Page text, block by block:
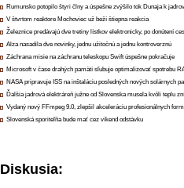
Rumunsko potopilo štyri člny a úspešne zvýšilo tok Dunaja k
V štvrtom reaktore Mochoviec už beží štiepna reakcia
Železnice predávajú dve tretiny lístkov elektronicky, po donútení
Alza nasadila dve novinky, jednu užitočnú a jednu kontroverznú
Záchrana misie na záchranu teleskopu Swift úspešne pokračuje
Microsoft v čase drahých pamätí sľubuje optimalizovať spotrebu
NASA pripravuje ISS na inštaláciu posledných nových solárnych
Ďalšia jadrová elektráreň južne od Slovenska musela kvôli teplu
Vydaný nový FFmpeg 9.0, zlepšil akceleráciu profesionálnych
Slovenská sporiteľňa bude mať cez víkend odstávku
Diskusia: